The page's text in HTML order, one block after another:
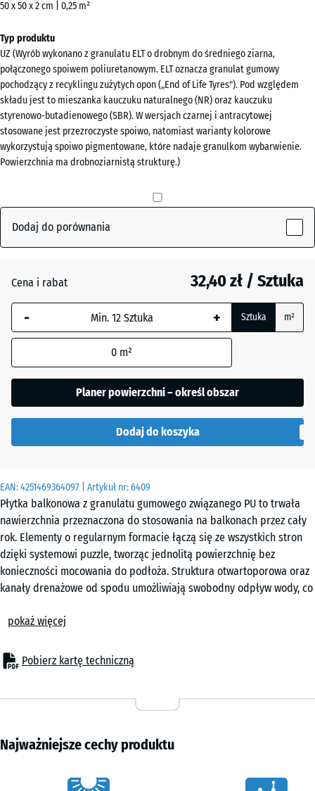
EAN:4251469364097 | Artykuł nr:6409
Płytka balkonowa z granulatu gumowego związanego PU to trwała
nawierzchnia przeznaczona do stosowania na balkonach przez cały
rok. Elementy o regularnym formacie łączą się ze wszystkich stron
dzięki systemowi puzzle, tworząc jednolitą powierzchnię bez
konieczności mocowania do podłoża. Struktura otwartoporowa oraz
kanały drenażowe od spodu umożliwiają swobodny odpływ wody, co
również po opadach.
Produkt sprawdza się zarówno w nowych realizacjach, jak i przy
modernizacji istniejących balkonów. Płytki można układać
płytkach ceramicznych, betonie lub drewnie. Nie jest wymagana
nierówności podłoża można łatwo wyrównać przy użyciu pasów
papy, co upraszcza przygotowanie powierzchni.
pokaż więcej
Pobierz kartę techniczną
o
kolorach?
Pokaż
paletę
kolorów
Antracyt(active)
+ 2,10 zł
+ 4,20 zł
50 x 50 x 2 cm | 0,25 m²
Typ produktu
UZ (Wyrób wykonano z granulatu ELT o drobnym do średniego ziarna,
połączonego spoiwem poliuretanowym. ELT oznacza granulat gumowy
pochodzący z recyklingu zużytych opon („End of Life Tyres"). Pod względem
składu jest to mieszanka kauczuku naturalnego (NR) oraz kauczuku
styrenowo-butadienowego (SBR). W wersjach czarnej i antracytowej
stosowane jest przezroczyste spoiwo, natomiast warianty kolorowe
wykorzystują spoiwo pigmentowane, które nadaje granulkom wybarwienie.
Powierzchnia ma drobnoziarnistą strukturę.)
Dodaj do porównania
Cena i rabat 32,40 zł / Sztuka
- + Sztuka m²
0 m²
Planer powierzchni – określ obszar
Dodaj do koszyka
Najważniejsze cechy produktu